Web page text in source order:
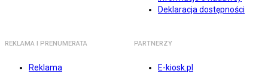
Deklaracja dostępności
REKLAMA I PRENUMERATA
Reklama
PARTNERZY
E-kiosk.pl